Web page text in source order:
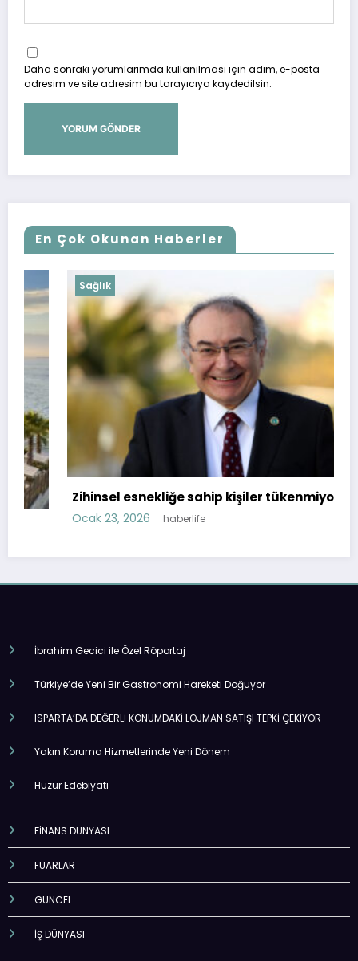
Daha sonraki yorumlarımda kullanılması için adım, e-posta
adresim ve site adresim bu tarayıcıya kaydedilsin.
En Çok Okunan Haberler
Sağlık
Zihinsel esnekliğe sahip kişiler tükenmiyor!
Ocak 23, 2026 haberlife
İbrahim Gecici ile Özel Röportaj
Türkiye’de Yeni Bir Gastronomi Hareketi Doğuyor
ISPARTA’DA DEĞERLİ KONUMDAKİ LOJMAN SATIŞI TEPKİ ÇEKİYOR
Yakın Koruma Hizmetlerinde Yeni Dönem
Huzur Edebiyatı
FİNANS DÜNYASI
FUARLAR
GÜNCEL
İŞ DÜNYASI